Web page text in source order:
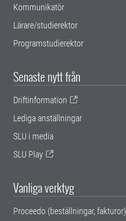
Kommunikatör
Lärare/studierektor
Programstudierektor
Senaste nytt från
Driftinformation
Lediga anställningar
SLU i media
SLU Play
Vanliga verktyg
Proceedo (beställningar, fakturor)